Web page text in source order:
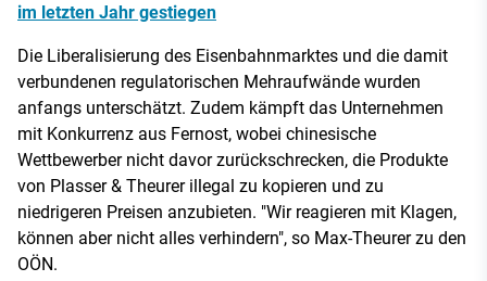
im letzten Jahr gestiegen
Die Liberalisierung des Eisenbahnmarktes und die damit
verbundenen regulatorischen Mehraufwände wurden
anfangs unterschätzt. Zudem kämpft das Unternehmen
mit Konkurrenz aus Fernost, wobei chinesische
Wettbewerber nicht davor zurückschrecken, die Produkte
von Plasser & Theurer illegal zu kopieren und zu
niedrigeren Preisen anzubieten. "Wir reagieren mit Klagen,
können aber nicht alles verhindern", so Max-Theurer zu den
OÖN.